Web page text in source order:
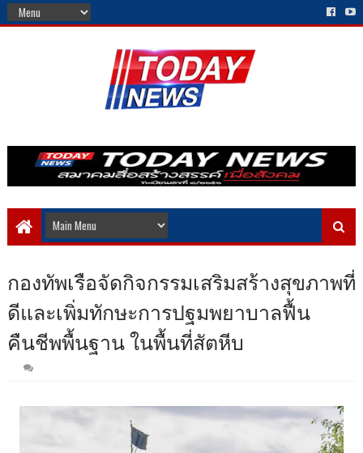
กองทัพเรือจัดกิจกรรมเสริมสร้างสุขภาพที่
ดีและเพิ่มทักษะการปฐมพยาบาลฟื้น
คืนชีพพื้นฐาน ในพื้นที่สัตหีบ